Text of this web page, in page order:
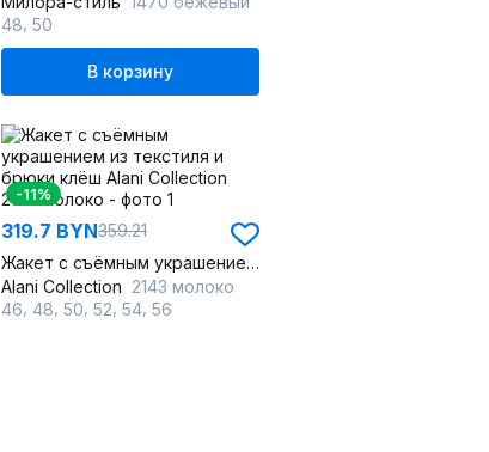
48 50
В корзину
-11%
319.7 BYN359.21
Жакет с съёмным украшением из текстиля и брюки клёш
Alani Collection 2143 молоко
46 48 50 52 54 56